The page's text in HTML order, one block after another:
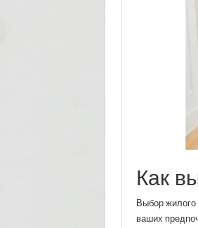
Как
Выбор жилого
ваших